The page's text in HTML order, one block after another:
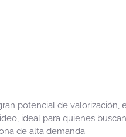
potencial de valorización,
ideal para quienes
de alta demanda.